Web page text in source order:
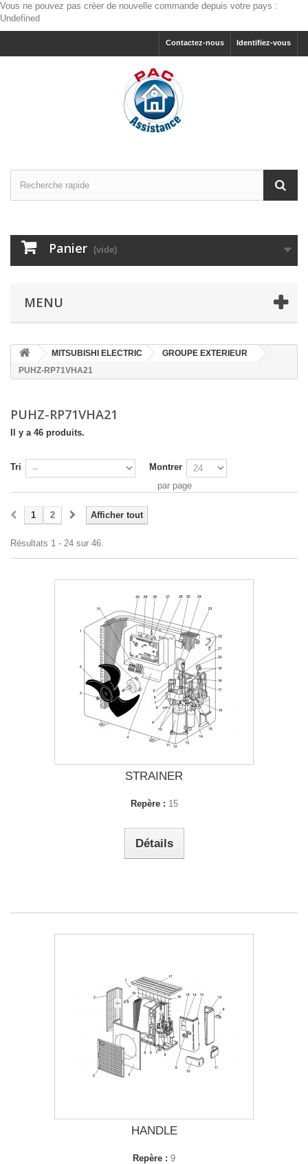
Vous ne pouvez pas créer de nouvelle commande depuis votre pays :
Undefined
Identifiez-vous
Contactez-nous
Panier (vide)
MENU
MITSUBISHI ELECTRIC
GROUPE EXTERIEUR
PUHZ-RP71VHA21
PUHZ-RP71VHA21
Il y a 46 produits.
Tri
Montrer
par page
Afficher tout
1 2
Résultats 1 - 24 sur 46.
STRAINER
Repère : 15
Détails
HANDLE
Repère : 9